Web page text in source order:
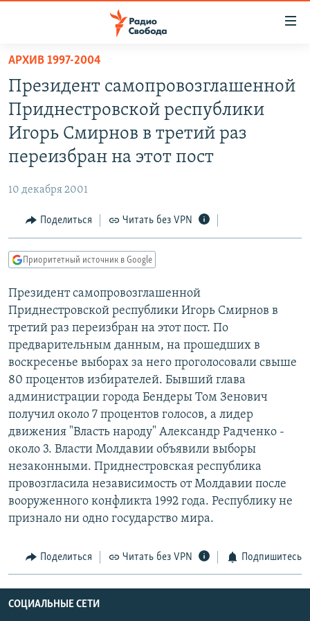
упрощенного
доступа
Вернуться
основному
содержанию
Вернутся
навигации
Вернутся
ПОДКАСТЫ
АВТОРСКИЕ ПРОЕКТЫ
ЦИТАТЫ СВОБОДЫ
КУЛЬТУРА
IDEL.РЕАЛИИ
КАВКАЗ.РЕАЛИИ
СИБИРЬ.РЕАЛИИ
РАСПИСАНИЕ ВЕЩАНИЯ
ПОДПИШИТЕСЬ НА РАССЫЛКУ
СОЦИАЛЬНЫЕ СЕТИ
Все сайты РСЕ/РС
АРХИВ 1997-2004
Президент самопровозглашенной
Приднестровской республики
Игорь Смирнов в третий раз
переизбран на этот пост
10 декабря 2001
Поделиться Читать без VPN
Приоритетный источник в Google
Президент самопровозглашенной
Приднестровской республики Игорь Смирнов в
третий раз переизбран на этот пост. По
предварительным данным, на прошедших в
воскресенье выборах за него проголосовали свыше
80 процентов избирателей. Бывший глава
администрации города Бендеры Том Зенович
получил около 7 процентов голосов, а лидер
движения "Власть народу" Александр Радченко -
около 3. Власти Молдавии объявили выборы
незаконными. Приднестровская республика
провозгласила независимость от Молдавии после
вооруженного конфликта 1992 года. Республику не
признало ни одно государство мира.
Поделиться Читать без VPN Подпишитесь
СОЦИАЛЬНЫЕ СЕТИ